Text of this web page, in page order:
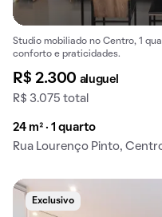
Studio mobiliado no Centro, 1
conforto e praticidades.
R$ 2.300 aluguel
R$ 3.075 total
24 m² · 1 quarto
Rua Lourenço Pinto,
Exclusivo